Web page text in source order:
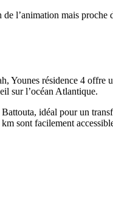
l’animation mais proche
résidence 4
sur l’océan Atlantique.
idéal pour un
sont facilement